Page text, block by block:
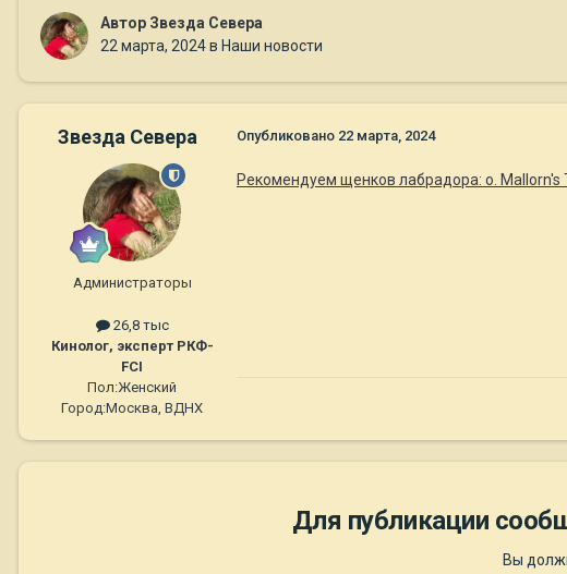
Автор Звезда Севера
22 марта, 2024в Наши новости
Звезда Севера
Администраторы
26,8 тыс
Кинолог, эксперт РКФ-
FCI
Пол:Женский
Город:Москва, ВДНХ
Опубликовано 22 марта, 2024
Рекомендуем щенков лабрадора: о.
Для публикации
Вы